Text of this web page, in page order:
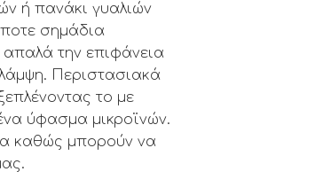
ή πανάκι γυαλιών
σημάδια
την επιφάνεια
Περιστασιακά
το με
ύφασμα μικροϊνών.
καθώς μπορούν να